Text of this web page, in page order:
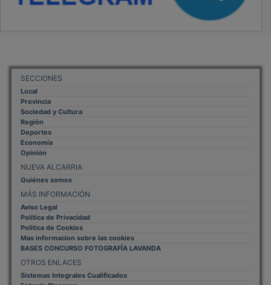
SECCIONES
Local
Provincia
Sociedad y Cultura
Región
Deportes
Economía
Opinión
NUEVA ALCARRIA
Quiénes somos
MÁS INFORMACIÓN
Aviso Legal
Política de Privacidad
Politica de Cookies
Mas informacion sobre las cookies
BASES CONCURSO FOTOGRAFÍA LAVANDA
Sistemas Integrales Cualificados
Entrada Bloggers